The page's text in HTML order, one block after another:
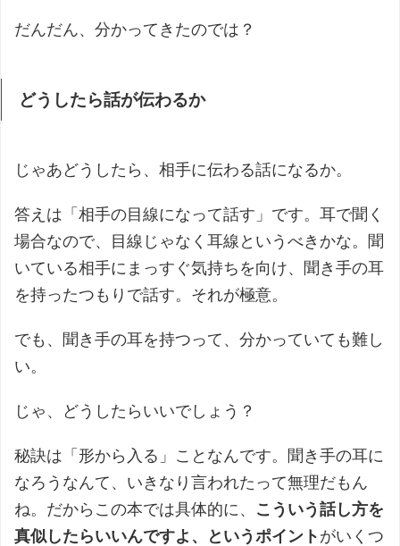
だんだん、分かってきたのでは？
どうしたら話が伝わるか
じゃあどうしたら、相手に伝わる話になるか。
答えは「相手の目線になって話す」です。耳で聞く
場合なので、目線じゃなく耳線というべきかな。聞
いている相手にまっすぐ気持ちを向け、聞き手の耳
を持ったつもりで話す。それが極意。
でも、聞き手の耳を持つって、分かっていても難し
い。
じゃ、どうしたらいいでしょう？
秘訣は「形から入る」ことなんです。聞き手の耳に
なろうなんて、いきなり言われたって無理だもん
ね。だからこの本では具体的に、 こういう話し方を
真似したらいいんですよ、というポイントがいくつ